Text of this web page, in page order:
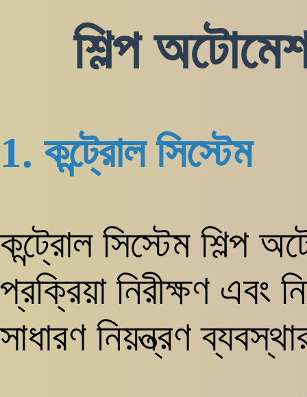
শিল্প
1. কন্ট্রোল সিস্টেম
কন্ট্রোল সিস্টেম শিল্প
প্রক্রিয়া নিরীক্ষণ এবং
সাধারণ নিয়ন্ত্রণ